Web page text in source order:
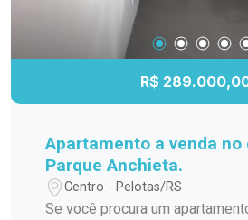
R$
Apartamento a venda
Parque Anchieta.
Centro - Pelotas/RS
Se você procura um